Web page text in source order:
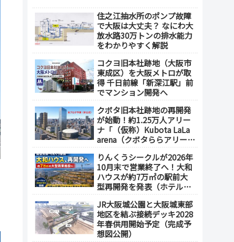
住之江抽水所のポンプ故障
で大阪は大丈夫？ なにわ大
放水路30万トンの排水能力
をわかりやすく解説
コクヨ旧本社跡地（大阪市
東成区）を大阪メトロが取
得 千日前線「新深江駅」前
でマンション開発へ
クボタ旧本社跡地の再開発
が始動！約1.25万人アリー
ナ「（仮称）Kubota LaLa
arena（クボタららアリー
業施設も開発へ【2032年以
降開業】
りんくうシークルが2026年
10月末で営業終了へ！大和
ハウスが約7万㎡の駅前大
型再開発を発表（ホテル開
JR大阪城公園と大阪城東部
地区を結ぶ接続デッキ2028
年春供用開始予定（完成予
想図公開）